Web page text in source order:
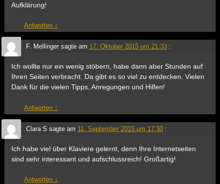
Aufklärung!
Antworten ↓
F. Mellingersagte am 17. Oktober 2015 um 21:33 :
Ich wollte nur ein wenig stöbern, habe dann aber Stunden auf
Ihren Seiten verbracht. Da gibt es so viel zu entdecken. Vielen
Dank für die vielen Tipps, Anregungen und Hilfen!
Antworten ↓
Clara S sagte am 11. September 2015 um 17:30 :
Ich habe viel über Klaviere gelernt, denn Ihre Internetseiten
sind sehr interessant und aufschlussreich! Großartig!
Antworten ↓